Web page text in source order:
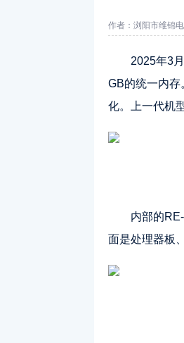
作者：浏阳市维锦
2025年3月
GB的统一内
化。上一代机
内部的
面是处理器板